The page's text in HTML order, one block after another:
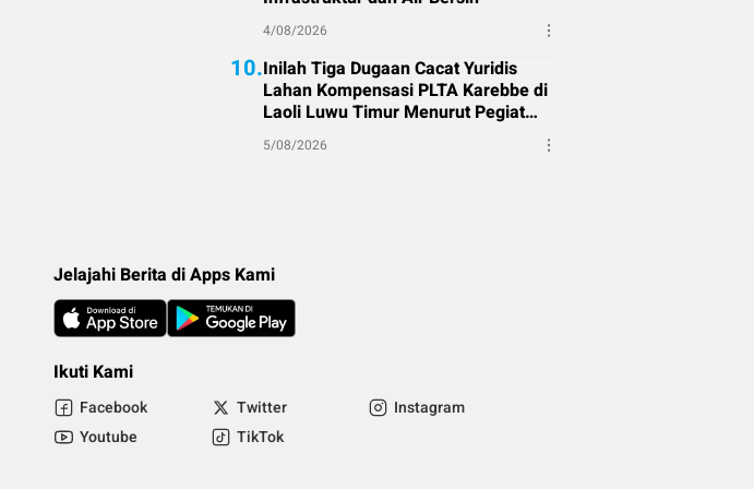
4/08/2026
10.Inilah Tiga Dugaan Cacat Yuridis
Lahan Kompensasi PLTA Karebbe di
Laoli Luwu Timur Menurut Pegiat
Hukum
5/08/2026
Jelajahi Berita di Apps Kami
Ikuti Kami
Facebook Twitter
Instagram
Youtube
TikTok